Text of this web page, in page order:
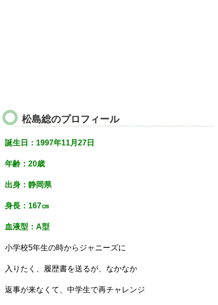
松島総のプロフィール
誕生日：1997年11月27日
年齢：20歳
出身：静岡県
身長：167㎝
血液型：A型
小学校5年生の時からジャニーズに
入りたく、履歴書を送るが、なかなか
返事が来なくて、中学生で再チャレンジ